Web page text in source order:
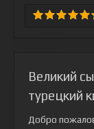
Великий
турецкий
Добро